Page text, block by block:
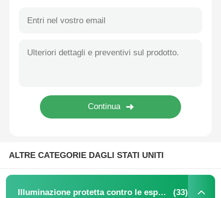
ALTRE CATEGORIE DAGLI STATI UNITI
Illuminazione protetta contro le esplosioni (33)